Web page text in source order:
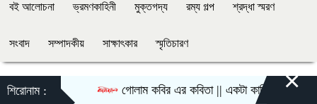
বই আলোচনা ভ্রমণকাহিনী মুক্তগদ্য রম্য গল্প শ্রদ্ধা স্মরণ
সংবাদ সম্পাদকীয় সাক্ষাৎকার স্মৃতিচারণ
শিরোনাম : গোলাম কবির এর কবিতা || একটা কাঙ্ক্ষিত স্বপ্নের গল্প
×